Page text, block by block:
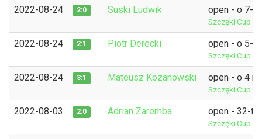
2022-08-24 2:0 Suski Ludwik open - o 7-8
Szczęki Cup
2022-08-24 2:1 Piotr Derecki open - o 5-6
Szczęki Cup
2022-08-24 3:1 Mateusz Kozanowski open - o 4
Szczęki Cup
2022-08-03 2:0 Adrian Zaremba open - 32-
Szczęki Cup